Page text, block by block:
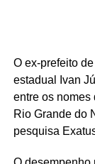
financeiro seja
serviços
ações que
moradores de
O ex-prefeito
estadual Ivan
entre os nomes
Rio Grande do
pesquisa